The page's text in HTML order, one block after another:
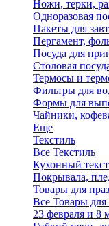
Ножи, терки,
Одноразовая
Пакеты для
Пергамент,
Посуда для
Столовая
Термосы и
Фильтры для
Формы для
Чайники,
Еще
Текстиль
Все Текстиль
Кухонный
Покрывала,
Товары для
Все Товары для
23 февраля и 8